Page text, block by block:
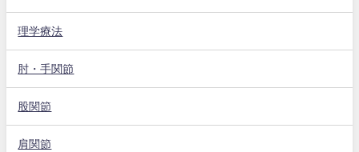
理学療法
肘・手関節
股関節
肩関節